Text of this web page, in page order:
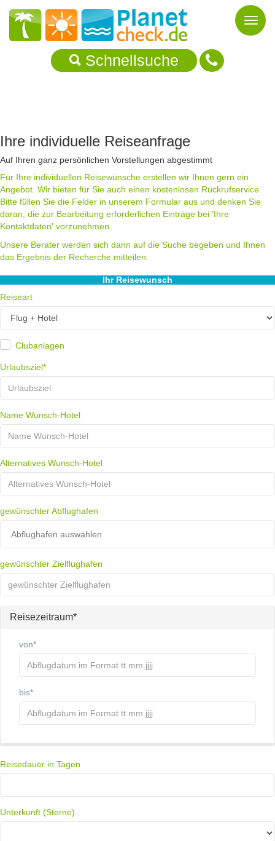
Toggle
Schnellsuche
Ihre individuelle Reiseanfrage
Auf Ihren ganz persönlichen Vorstellungen abgestimmt
Für Ihre individuellen Reisewünsche erstellen wir Ihnen gern ein
Angebot. Wir bieten für Sie auch einen kostenlosen Rückrufservice.
Bitte füllen Sie die Felder in unserem Formular aus und denken Sie
daran, die zur Bearbeitung erforderlichen Einträge bei 'Ihre
Kontaktdaten' vorzunehmen.
Unsere Berater werden sich dann auf die Suche begeben und Ihnen
das Ergebnis der Recherche mitteilen.
Ihr Reisewunsch
Reiseart
Clubanlagen
Urlaubsziel*
Name Wunsch-Hotel
Alternatives Wunsch-Hotel
gewünschter Abflughafen
gewünschter Zielflughafen
Reisezeitraum*
von*
bis*
Reisedauer in Tagen
Unterkunft (Sterne)